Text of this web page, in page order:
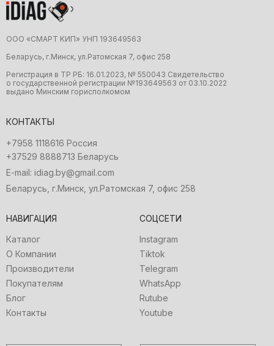
ООО «CMAРТ KИП» УНП 19З64956З
Беларусь, г.Минск, ул.Ратомская 7, офис 258
Регистрация в ТР РБ: 16.01.2023, № 550043 Свидетельство
о государственной регистрации №19З64956З от 03.10.2022
выдано Минским горисполкомом
КОНТАКТЫ
+7958 1118616 Россия
+37529 8888713 Беларусь
E-mail: idiag.by@gmail.com
Беларусь, г.Минск, ул.Ратомская 7, офис 258
НАВИГАЦИЯ
Каталог
О Компании
Производители
Покупателям
Блог
Контакты
СОЦСЕТИ
Instagram
Tiktok
Telegram
WhatsApp
Rutube
Youtube